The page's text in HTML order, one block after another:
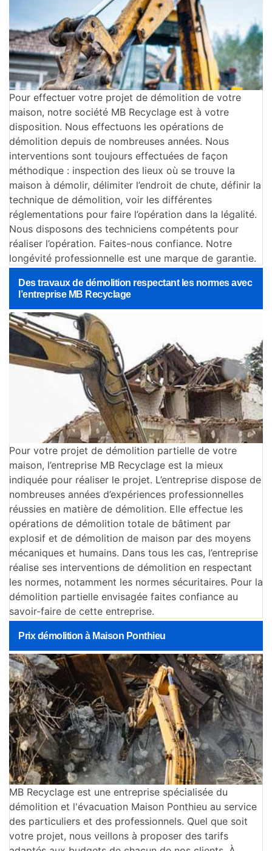
Pour effectuer votre projet de démolition de votre
maison, notre société MB Recyclage est à votre
disposition. Nous effectuons les opérations de
démolition depuis de nombreuses années. Nous
interventions sont toujours effectuées de façon
méthodique : inspection des lieux où se trouve la
maison à démolir, délimiter l’endroit de chute, définir la
technique de démolition, voir les différentes
réglementations pour faire l’opération dans la légalité.
Nous disposons des techniciens compétents pour
réaliser l’opération. Faites-nous confiance. Notre
longévité professionnelle est une marque de garantie.
Des travaux de démolition respectant les normes avec
l’entreprise MB Recyclage
Pour votre projet de démolition partielle de votre
maison, l’entreprise MB Recyclage est la mieux
indiquée pour réaliser le projet. L’entreprise dispose de
nombreuses années d’expériences professionnelles
réussies en matière de démolition. Elle effectue les
opérations de démolition totale de bâtiment par
explosif et de démolition de maison par des moyens
mécaniques et humains. Dans tous les cas, l’entreprise
réalise ses interventions de démolition en respectant
les normes, notamment les normes sécuritaires. Pour la
démolition partielle envisagée faites confiance au
savoir-faire de cette entreprise.
Prix démolition à Maison Ponthieu
MB Recyclage est une entreprise spécialisée du
démolition et l'évacuation Maison Ponthieu au service
des particuliers et des professionnels. Quel que soit
votre projet, nous veillons à proposer des tarifs